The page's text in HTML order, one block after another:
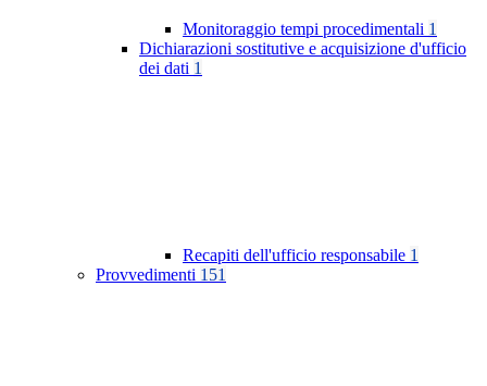
Monitoraggio tempi procedimentali 1
Dichiarazioni sostitutive e acquisizione d'ufficio
dei dati 1
Recapiti dell'ufficio responsabile 1
Provvedimenti 151